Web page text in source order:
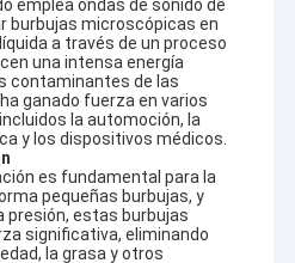
emplea ondas de sonido de
burbujas microscópicas en
a través de un proceso
una intensa energía
contaminantes de las
ganado fuerza en varios
la automoción, la
y los dispositivos médicos.
es fundamental para la
pequeñas burbujas, y
presión, estas burbujas
significativa, eliminando
la grasa y otros